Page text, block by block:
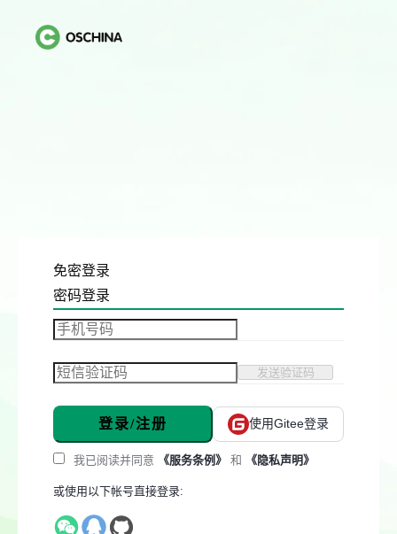
免密登录
密码登录
发送验证码
登录/注册 使用Gitee登录
我已阅读并同意 《服务条例》 和 《隐私声明》
或使用以下帐号直接登录: